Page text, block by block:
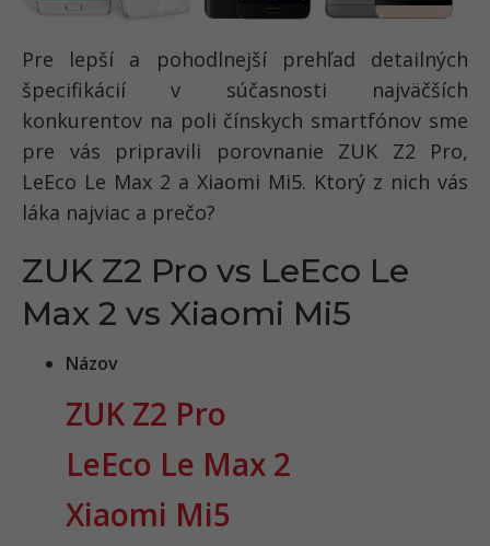
Pre lepší a pohodlnejší prehľad detailných
špecifikácií v súčasnosti najväčších
konkurentov na poli čínskych smartfónov sme
pre vás pripravili porovnanie ZUK Z2 Pro,
LeEco Le Max 2 a Xiaomi Mi5. Ktorý z nich vás
láka najviac a prečo?
ZUK Z2 Pro vs LeEco Le
Max 2 vs Xiaomi Mi5
Názov
ZUK Z2 Pro
LeEco Le Max 2
Xiaomi Mi5